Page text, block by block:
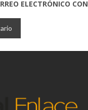
ELECTRÓNICO